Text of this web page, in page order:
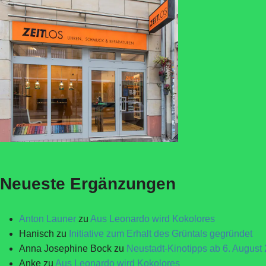
Neueste Ergänzungen
Anton Launer zu Aus Leonardo wird Kokolores
Hanisch zu Initiative zum Erhalt des Grüntals gegründet
Anna Josephine Bock zu Neustadt-Kinotipps ab 6. August
Anke zu Aus Leonardo wird Kokolores